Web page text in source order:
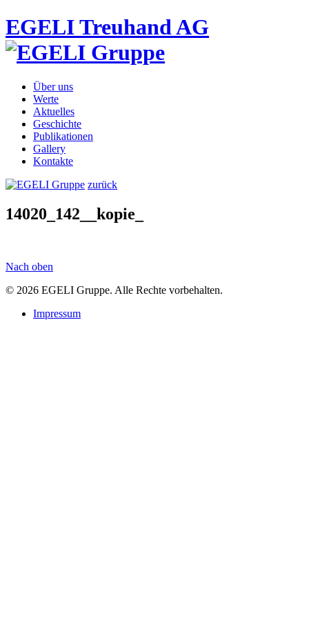
EGELI Treuhand AG
Über uns
Werte
Aktuelles
Geschichte
Publikationen
Gallery
Kontakte
zurück
14020_142__kopie_
Nach oben
© 2026 EGELI Gruppe. Alle Rechte vorbehalten.
Impressum